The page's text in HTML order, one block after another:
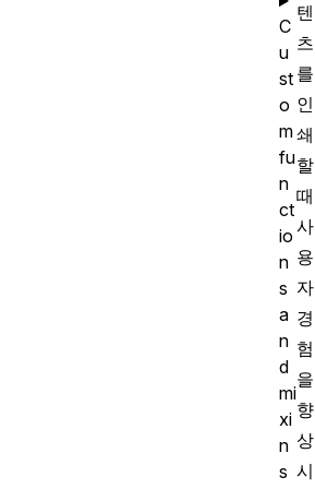
텐
츠
를
인
쇄
할
때
사
용
자
경
험
을
향
상
시
C
u
st
o
m
fu
n
ct
io
n
s
a
n
d
mi
xi
n
s